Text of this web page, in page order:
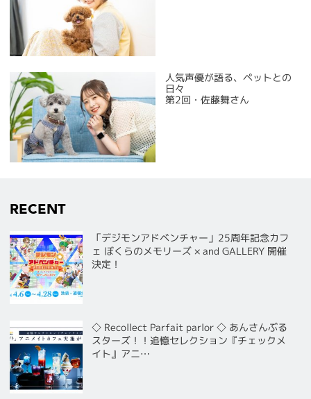
人気声優が語る、ペットとの
日々
第2回・佐藤舞さん
RECENT
「デジモンアドベンチャー」25周年記念カフ
ェ ぼくらのメモリーズ × and GALLERY 開催
決定！
◇ Recollect Parfait parlor ◇ あんさんぶる
スターズ！！追憶セレクション『チェックメ
イト』アニ…